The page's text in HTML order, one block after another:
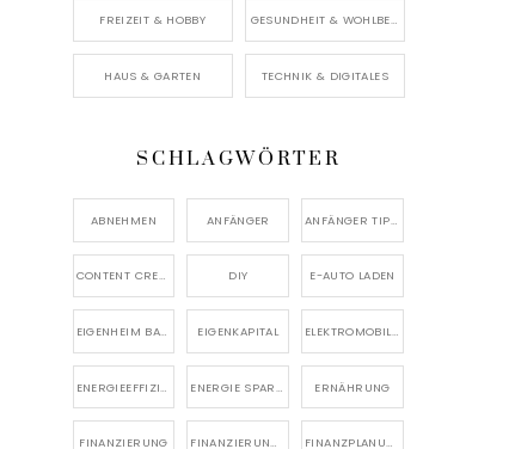
FREIZEIT & HOBBY GESUNDHEIT & WOHLBEFINDEN
HAUS & GARTEN TECHNIK & DIGITALES
SCHLAGWÖRTER
ABNEHMEN ANFÄNGER ANFÄNGER TIPPS
CONTENT CREATION DIY E-AUTO LADEN
EIGENHEIM BAUEN EIGENKAPITAL ELEKTROMOBILITÄT
ERNÄHRUNG
FINANZIERUNG FINANZIERUNG EIGENHEIM FINANZPLANUNG